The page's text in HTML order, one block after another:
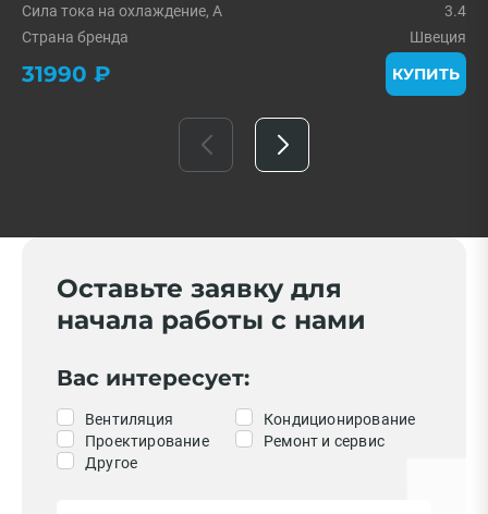
Сила тока на охлаждение, А
3.4
Страна бренда
Швеция
31990 ₽ КУПИТЬ
Оставьте заявку для
начала работы с нами
Вас интересует:
Вентиляция
Кондиционирование
Проектирование
Ремонт и сервис
Другое